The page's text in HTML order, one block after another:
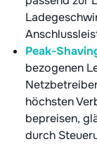
Peak-
bezogenen
höchsten
bepreisen,
durch